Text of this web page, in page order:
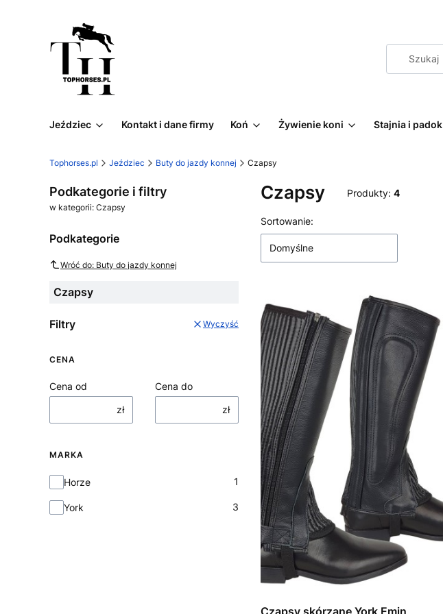
Jeździec Kontakt i dane firmy Koń Żywienie koni Stajnia i padok
Tophorses.pl Jeździec Buty do jazdy konnej Czapsy
Podkategorie i filtry
w kategorii: Czapsy
Podkategorie
Wróć do: Buty do jazdy konnej
Czapsy
Filtry Wyczyść
CENA
Cena od
zł
Cena do
zł
MARKA
Marka
Horze 1
York 3
Czapsy Produkty: 4
Lista produktów
Sortowanie:
Domyślne
Czapsy skórzane York Emin